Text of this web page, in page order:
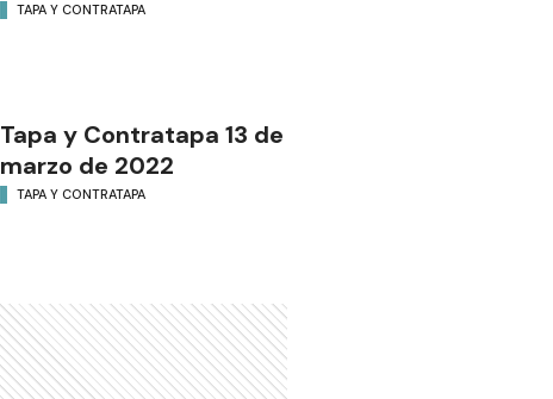
TAPA Y CONTRATAPA
Tapa y Contratapa 13 de
marzo de 2022
TAPA Y CONTRATAPA